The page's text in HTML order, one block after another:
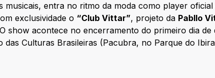
musicais, entra no ritmo da moda como player oficial
exclusividade o “Club Vittar”, projeto da Pabllo
show acontece no encerramento do primeiro dia de
das Culturas Brasileiras (Pacubra, no Parque do